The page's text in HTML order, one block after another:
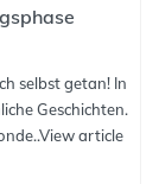
selbst getan! In
Geschichten.
View article